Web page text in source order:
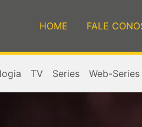
HOME FALE
TV Series Web-Series